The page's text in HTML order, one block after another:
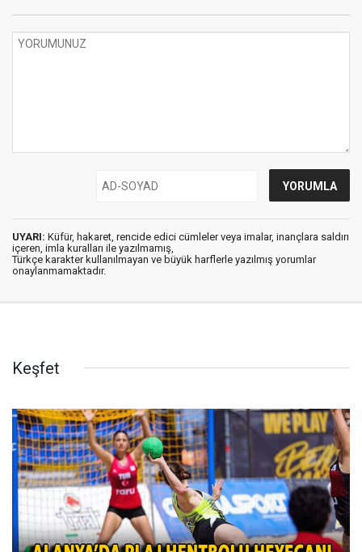
UYARI: Küfür, hakaret, rencide edici cümleler veya imalar, inançlara saldırı
içeren, imla kuralları ile yazılmamış,
Türkçe karakter kullanılmayan ve büyük harflerle yazılmış yorumlar
onaylanmamaktadır.
Keşfet